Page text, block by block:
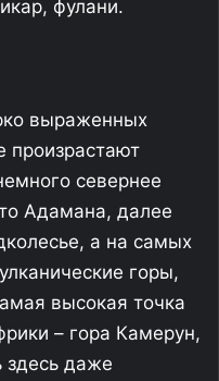
фулани.
выраженных
произрастают
севернее
Адамана, далее
а на самых
горы,
высокая точка
– гора Камерун,
здесь даже